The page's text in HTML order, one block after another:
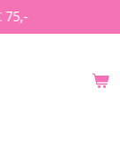
75,-